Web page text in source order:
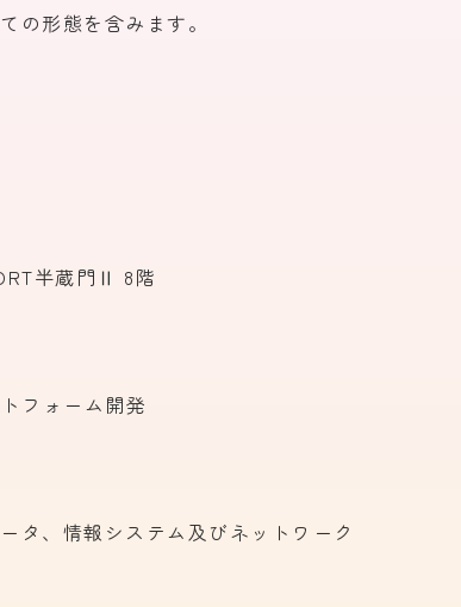
の形態を含みます。
半蔵門Ⅱ 8階
フォーム開発
タ、 情報システム及びネットワーク